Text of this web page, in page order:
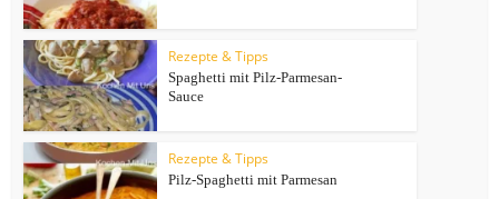
Rezepte & Tipps
Spaghetti mit Pilz-Parmesan-
Sauce
Rezepte & Tipps
Pilz-Spaghetti mit Parmesan